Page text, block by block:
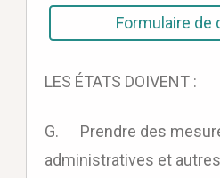
Formulaire de
LES ÉTATS DOIVENT :
G. Prendre des
administratives et